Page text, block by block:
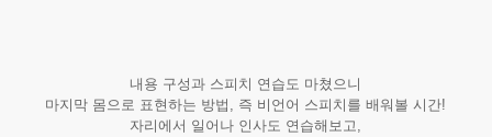
내용 구성과 스피치 연습도 마쳤으니
마지막 몸으로 표현하는 방법, 즉 비언어 스피치를 배워볼 시간!
자리에서 일어나 인사도 연습해보고,